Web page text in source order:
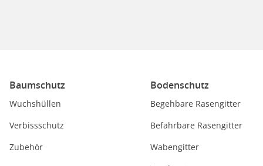
Baumschutz
Wuchshüllen
Verbissschutz
Zubehör
Bodenschutz
Begehbare Rasengitter
Befahrbare Rasengitter
Wabengitter